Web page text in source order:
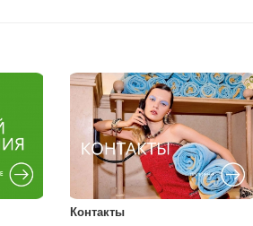
Контакты